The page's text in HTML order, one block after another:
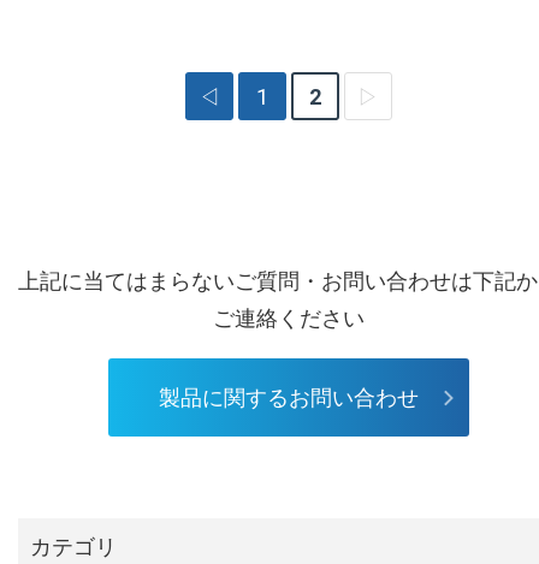
◁ 1 2 ▷
上記に当てはまらないご質問・お問い合わせは下記
ご連絡ください
製品に関するお問い合わせ
カテゴリ